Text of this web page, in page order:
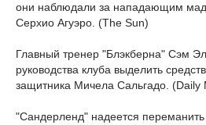
они наблюдали за нападающим
Серхио Агуэро. (The Sun)
Главный тренер "Блэкберна" Сэм
руководства клуба выделить
защитника Мичела Сальгадо. (Daily
"Сандерленд" надеется переманить